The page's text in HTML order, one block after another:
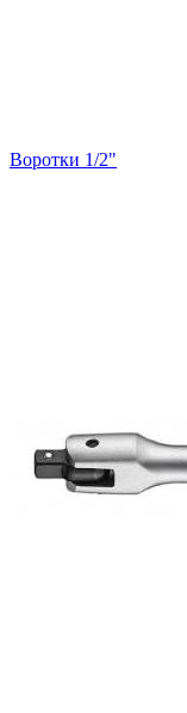
Воротки 1/2"